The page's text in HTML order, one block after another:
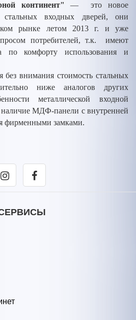
континент" — это новое
входных дверей, они
рынке летом 2013 г. и уже
потребителей, т.к. имеют
по комфорту использования и
без внимания стоимость стальных
ниже аналогов других
металлической входной
наличие МДФ-панели с внутренней
фирменными замками.